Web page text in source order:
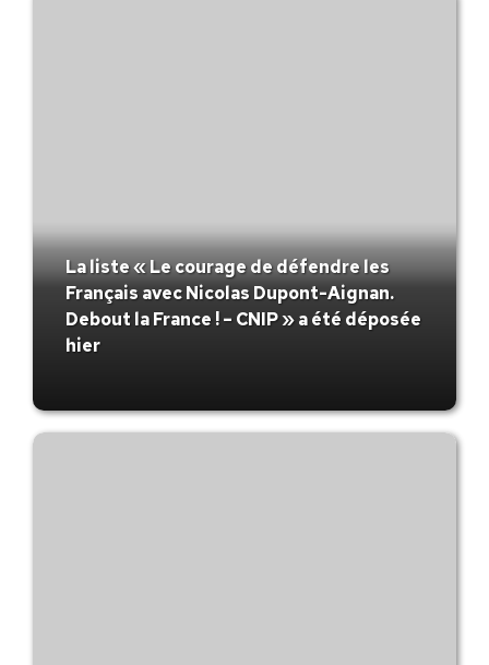
La liste « Le courage de défendre les
Français avec Nicolas Dupont-Aignan.
Debout la France ! – CNIP » a été déposée
hier